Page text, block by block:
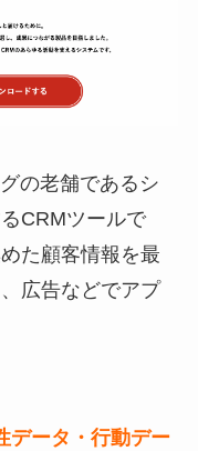
の老舗であるシ
CRMツールで
た顧客情報を最
広告などでアプ
データ・行動デー